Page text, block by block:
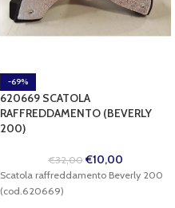
-69%
620669 SCATOLA
RAFFREDDAMENTO (BEVERLY
200)
€32,00 €10,00
Scatola raffreddamento Beverly 200
(cod.620669)